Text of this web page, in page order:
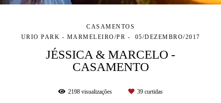
CASAMENTOS
URIO PARK - MARMELEIRO/PR
05/DEZEMBRO/2017
JÉSSICA & MARCELO -
CASAMENTO
2198 visualizações 39 curtidas